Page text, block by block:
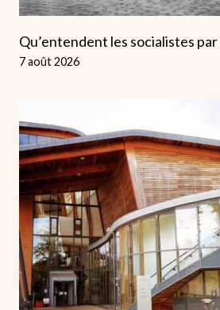
Qu’entendent les socialistes par
7 août 2026